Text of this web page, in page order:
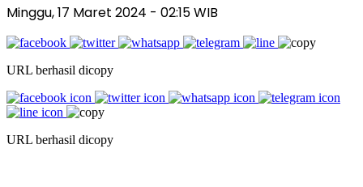
Minggu, 17 Maret 2024 - 02:15 WIB
URL berhasil dicopy
URL berhasil dicopy